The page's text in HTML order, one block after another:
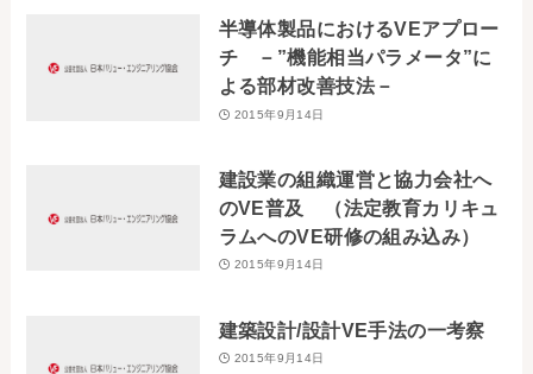
半導体製品におけるVEアプロー
チ －”機能相当パラメータ”に
よる部材改善技法－
2015年9月14日
建設業の組織運営と協力会社へ
のVE普及 （法定教育カリキュ
ラムへのVE研修の組み込み）
2015年9月14日
建築設計/設計VE手法の一考察
2015年9月14日